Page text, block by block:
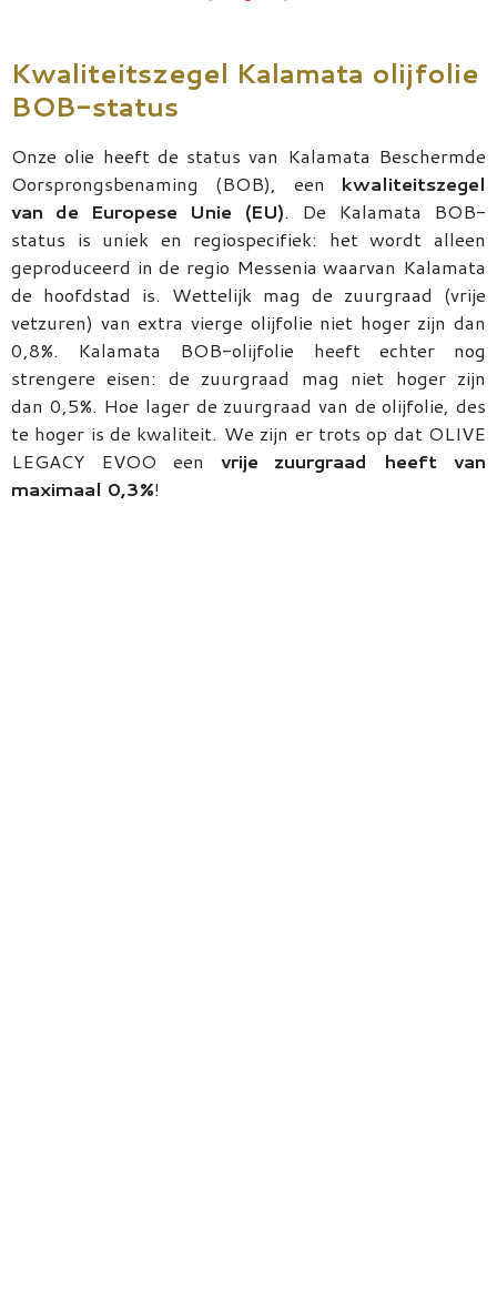
Kwaliteitszegel Kalamata olijfolie
BOB-status
Onze olie heeft de status van Kalamata Beschermde
Oorsprongsbenaming (BOB), een kwaliteitszegel
van de Europese Unie (EU). De Kalamata BOB-
status is uniek en regiospecifiek: het wordt alleen
geproduceerd in de regio Messenia waarvan Kalamata
de hoofdstad is. Wettelijk mag de zuurgraad (vrije
vetzuren) van extra vierge olijfolie niet hoger zijn dan
0,8%. Kalamata BOB-olijfolie heeft echter nog
strengere eisen: de zuurgraad mag niet hoger zijn
dan 0,5%. Hoe lager de zuurgraad van de olijfolie, des
te hoger is de kwaliteit. We zijn er trots op dat OLIVE
LEGACY EVOO een vrije zuurgraad heeft van
maximaal 0,3%!